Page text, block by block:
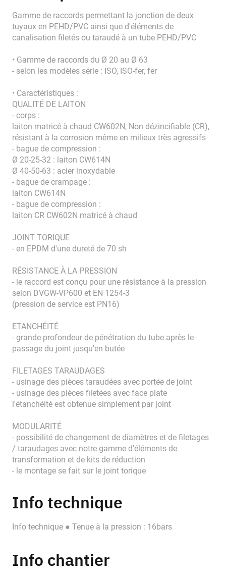
Gamme de raccords permettant la jonction de deux
tuyaux en PEHD/PVC ainsi que d'éléments de
canalisation filetés ou taraudé à un tube PEHD/PVC
• Gamme de raccords du Ø 20 au Ø 63
- selon les modèles série : ISO, ISO-fer, fer
• Caractéristiques :
QUALITÉ DE LAITON
- corps :
laiton matricé à chaud CW602N, Non dézincifiable (CR),
résistant à la corrosion même en milieux très agressifs
- bague de compression :
Ø 20-25-32 : laiton CW614N
Ø 40-50-63 : acier inoxydable
- bague de crampage :
laiton CW614N
- bague de compression :
laiton CR CW602N matricé à chaud
JOINT TORIQUE
- en EPDM d'une dureté de 70 sh
RÉSISTANCE À LA PRESSION
- le raccord est conçu pour une résistance à la pression
selon DVGW-VP600 et EN 1254-3
(pression de service est PN16)
ETANCHÉITÉ
- grande profondeur de pénétration du tube après le
passage du joint jusqu'en butée
FILETAGES TARAUDAGES
- usinage des pièces taraudées avec portée de joint
- usinage des pièces filetées avec face plate
l'étanchéité est obtenue simplement par joint
MODULARITÉ
- possibilité de changement de diamètres et de filetages
/ taraudages avec notre gamme d'éléments de
transformation et de kits de réduction
- le montage se fait sur le joint torique
Info technique
Info technique ● Tenue à la pression : 16bars
Info chantier